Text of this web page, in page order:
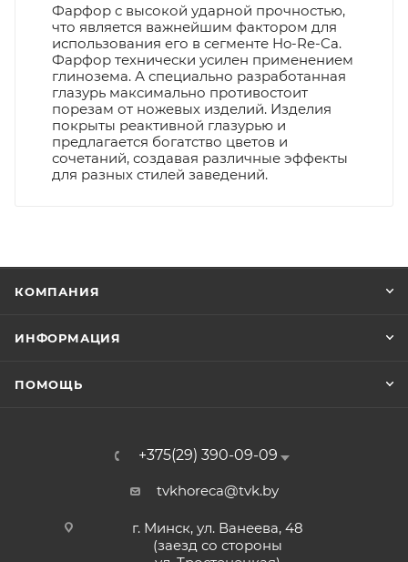
Фарфор с высокой ударной прочностью,
что является важнейшим фактором для
использования его в сегменте Ho-Re-Ca.
Фарфор технически усилен применением
глинозема. А специально разработанная
глазурь максимально противостоит
порезам от ножевых изделий. Изделия
покрыты реактивной глазурью и
предлагается богатство цветов и
сочетаний, создавая различные эффекты
для разных стилей заведений.
КОМПАНИЯ
ИНФОРМАЦИЯ
ПОМОЩЬ
+375(29) 390-09-09
tvkhoreca@tvk.by
г. Минск, ул. Ванеева, 48
(заезд со стороны